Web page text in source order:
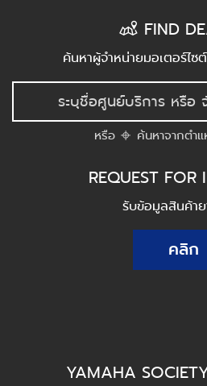
FIND
ค้นหาผู้จำหน่ายมอเตอร์ไ
หรือ ค้นหาจากตำ
REQUEST FOR
รับข้อมูลสินค้าย
คลิก
YAMAHA